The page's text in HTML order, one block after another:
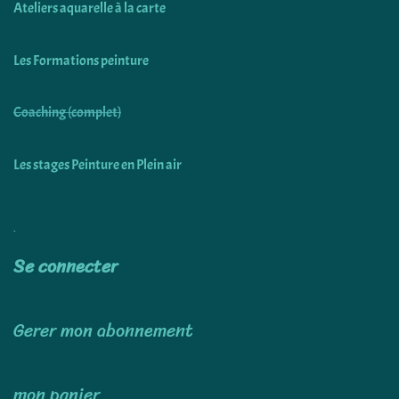
Ateliers aquarelle à la carte
Les Formations peinture
Coaching (complet)
Les stages Peinture en Plein air
Se connecter
Gerer mon abonnement